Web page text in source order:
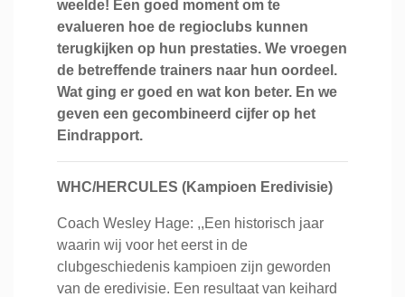
weelde! Een goed moment om te
evalueren hoe de regioclubs kunnen
terugkijken op hun prestaties. We vroegen
de betreffende trainers naar hun oordeel.
Wat ging er goed en wat kon beter. En we
geven een gecombineerd cijfer op het
Eindrapport.
WHC/HERCULES (Kampioen Eredivisie)
Coach Wesley Hage: ,,Een historisch jaar
waarin wij voor het eerst in de
clubgeschiedenis kampioen zijn geworden
van de eredivisie. Een resultaat van keihard